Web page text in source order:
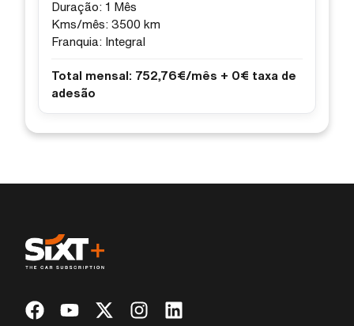
Duração: 1 Mês
Kms/mês: 3500 km
Franquia: Integral
Total mensal: 752,76€/mês + 0€ taxa de
adesão